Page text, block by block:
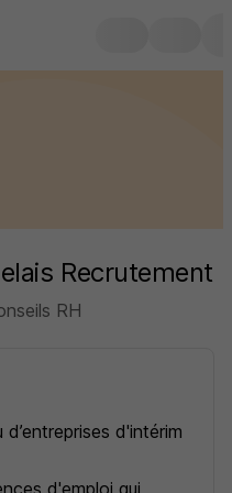
Recrutement
RH
d'intérim
d'emploi qui